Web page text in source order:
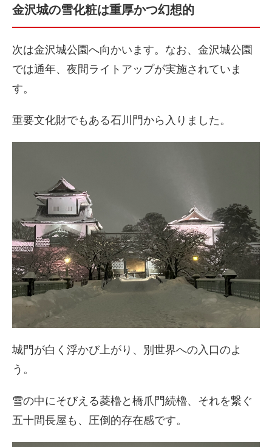
金沢城の雪化粧は重厚かつ幻想的
次は金沢城公園へ向かいます。なお、金沢城公園
では通年、夜間ライトアップが実施されていま
す。
重要文化財でもある石川門から入りました。
城門が白く浮かび上がり、別世界への入口のよ
う。
雪の中にそびえる菱櫓と橋爪門続櫓、それを繋ぐ
五十間長屋も、圧倒的存在感です。